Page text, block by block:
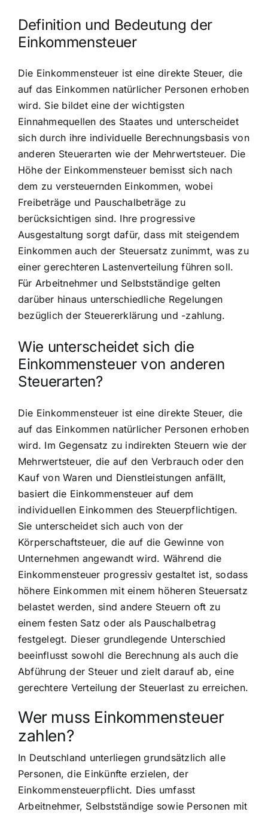
Definition und Bedeutung der
Einkommensteuer
Die Einkommensteuer ist eine direkte Steuer, die
auf das Einkommen natürlicher Personen erhoben
wird. Sie bildet eine der wichtigsten
Einnahmequellen des Staates und unterscheidet
sich durch ihre individuelle Berechnungsbasis von
anderen Steuerarten wie der Mehrwertsteuer. Die
Höhe der Einkommensteuer bemisst sich nach
dem zu versteuernden Einkommen, wobei
Freibeträge und Pauschalbeträge zu
berücksichtigen sind. Ihre progressive
Ausgestaltung sorgt dafür, dass mit steigendem
Einkommen auch der Steuersatz zunimmt, was zu
einer gerechteren Lastenverteilung führen soll.
Für Arbeitnehmer und Selbstständige gelten
darüber hinaus unterschiedliche Regelungen
bezüglich der Steuererklärung und -zahlung.
Wie unterscheidet sich die
Einkommensteuer von anderen
Steuerarten?
Die Einkommensteuer ist eine direkte Steuer, die
auf das Einkommen natürlicher Personen erhoben
wird. Im Gegensatz zu indirekten Steuern wie der
Mehrwertsteuer, die auf den Verbrauch oder den
Kauf von Waren und Dienstleistungen anfällt,
basiert die Einkommensteuer auf dem
individuellen Einkommen des Steuerpflichtigen.
Sie unterscheidet sich auch von der
Körperschaftsteuer, die auf die Gewinne von
Unternehmen angewandt wird. Während die
Einkommensteuer progressiv gestaltet ist, sodass
höhere Einkommen mit einem höheren Steuersatz
belastet werden, sind andere Steuern oft zu
einem festen Satz oder als Pauschalbetrag
festgelegt. Dieser grundlegende Unterschied
beeinflusst sowohl die Berechnung als auch die
Abführung der Steuer und zielt darauf ab, eine
gerechtere Verteilung der Steuerlast zu erreichen.
Wer muss Einkommensteuer
zahlen?
In Deutschland unterliegen grundsätzlich alle
Personen, die Einkünfte erzielen, der
Einkommensteuerpflicht. Dies umfasst
Arbeitnehmer, Selbstständige sowie Personen mit